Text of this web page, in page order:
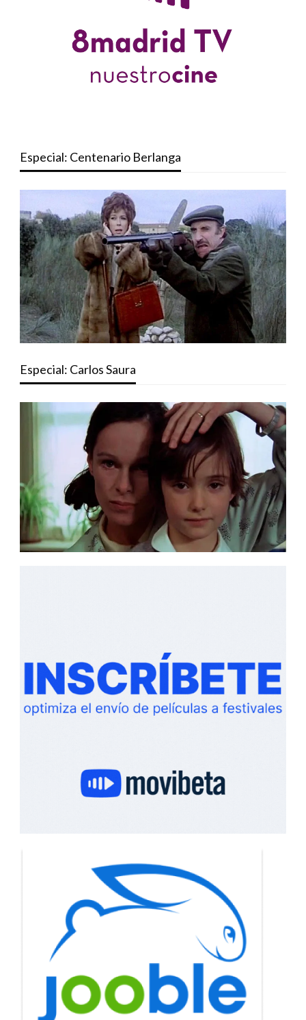
Especial: Centenario Berlanga
Especial: Carlos Saura